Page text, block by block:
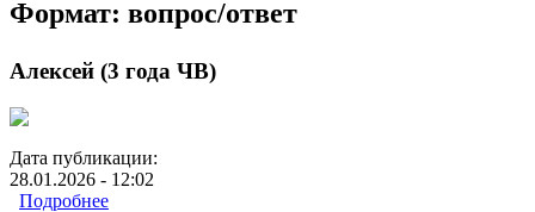
Формат: вопрос/ответ
Алексей (3 года ЧВ)
Дата публикации:
28.01.2026 - 12:02
Подробнее